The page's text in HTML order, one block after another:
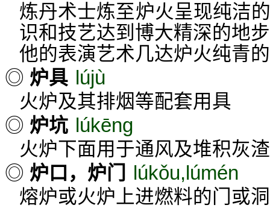
炼丹术士炼至炉火呈现纯洁
识和技艺达到博大精深的地步
他的表演艺术几达炉火纯青
◎ 炉具 lújù
火炉及其排烟等配套用具
◎ 炉坑 lúkēng
火炉下面用于通风及堆积灰
◎ 炉口，炉门 lúkǒu,lúmén
熔炉或火炉上进燃料的门或